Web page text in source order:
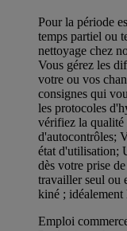
Pour la période
temps partiel ou
nettoyage chez
Vous gérez les
votre ou vos
consignes qui
les protocoles
vérifiez la qualité
d'autocontrôles;
état d'utilisation;
dès votre prise
travailler seul ou
kiné ;
Emploi